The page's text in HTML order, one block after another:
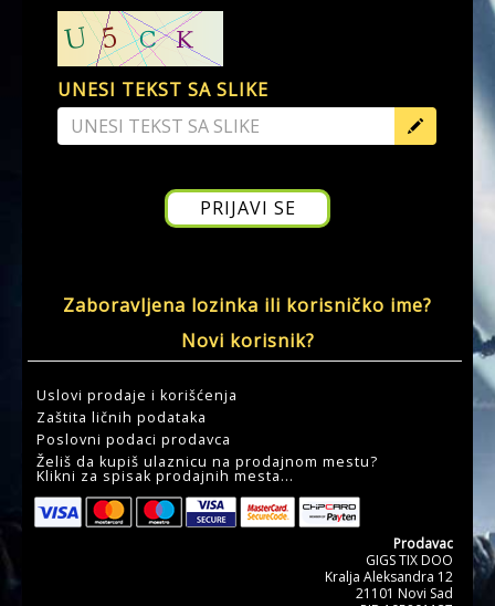
UNESI TEKST SA SLIKE
Zaboravljena lozinka ili korisničko ime?
Novi korisnik?
Uslovi prodaje i korišćenja
Zaštita ličnih podataka
Poslovni podaci prodavca
Želiš da kupiš ulaznicu na prodajnom mestu?
Klikni za spisak prodajnih mesta...
Prodavac
GIGS TIX DOO
Kralja Aleksandra 12
21101 Novi Sad